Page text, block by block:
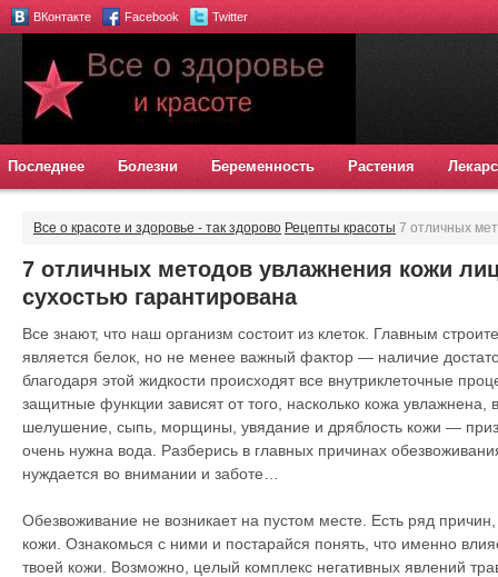
ВКонтакте Facebook Twitter
Последнее Болезни Беременность Растения
Все о красоте и здоровье - так здорово Рецепты красоты 7 отличных
над сухостью гарантирована
7 отличных методов увлажнения кожи
сухостью гарантирована
Все знают, что наш организм состоит из клеток. Главным
является белок, но не менее важный фактор — наличие
благодаря этой жидкости происходят все внутриклеточные
защитные функции зависят от того, насколько кожа увлажнена,
шелушение, сыпь, морщины, увядание и дряблость кожи —
очень нужна вода. Разберись в главных причинах
нуждается во внимании и заботе…
Обезвоживание не возникает на пустом месте. Есть ряд
кожи. Ознакомься с ними и постарайся понять, что именно
твоей кожи. Возможно, целый комплекс негативных явлений